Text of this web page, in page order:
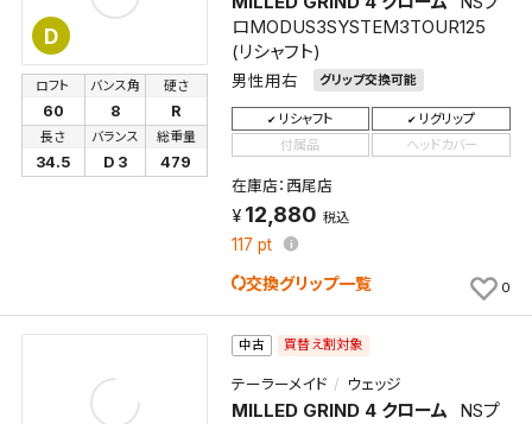
D
ロMODUS3SYSTEM3TOUR125
(リシャフト)
男性用右 グリップ交換可能
ロフト
60
バンス角
8
硬さ
R
長さ
34.5
バランス
D 3
総重量
479
リシャフト
リグリップ
付属品
ヘッドカバー
在庫店：西尾店
12,880 税込
117 pt
交換グリップ一覧 0
中古 買替え割対象
テーラーメイド ウェッジ
MILLED GRIND 4 クローム
NSプ